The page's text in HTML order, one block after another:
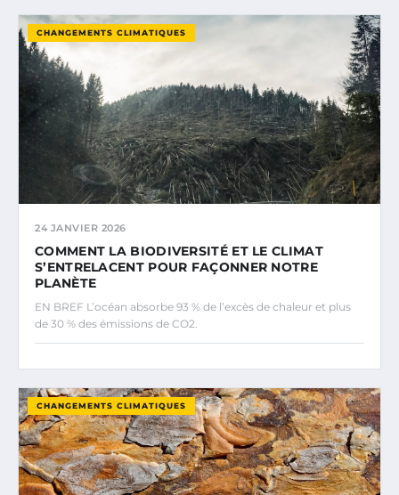
CHANGEMENTS CLIMATIQUES
24 JANVIER 2026
COMMENT LA BIODIVERSITÉ ET LE CLIMAT
S’ENTRELACENT POUR FAÇONNER NOTRE
PLANÈTE
EN BREF L’océan absorbe 93 % de l’excès de chaleur et plus
de 30 % des émissions de CO2.
CHANGEMENTS CLIMATIQUES